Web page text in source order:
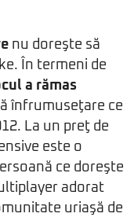
nu doreşte să
În termeni de
a rămas
înfrumuseţare ce
La un preţ de
este o
ce doreşte
adorat
uriaşă de